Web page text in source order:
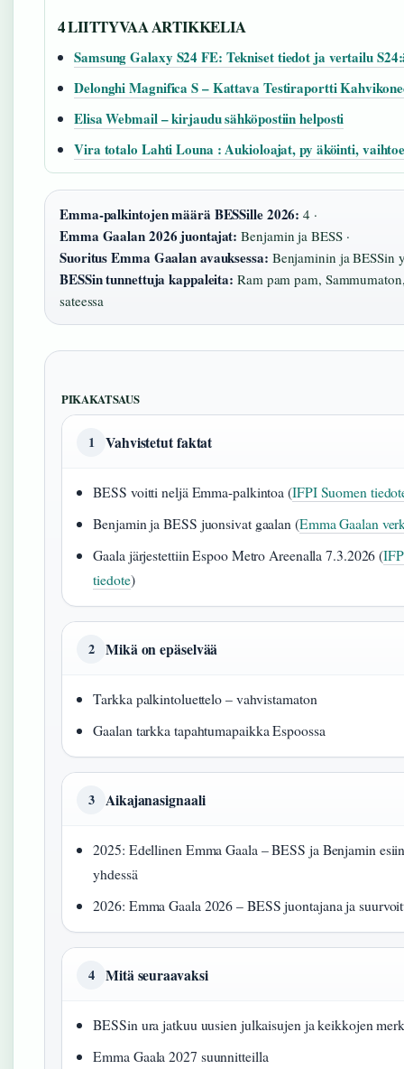
4 LIITTYVAA ARTIKKELIA
Samsung Galaxy S24 FE: Tekniset tiedot ja vertailu
Delonghi Magnifica S – Kattava Testiraportti
Elisa Webmail – kirjaudu sähköpostiin helposti
Vira totalo Lahti Louna : Aukioloajat, py äköinti,
Emma-palkintojen määrä BESSille 2026: 4 ·
Emma Gaalan 2026 juontajat: Benjamin ja BESS ·
Suoritus Emma Gaalan avauksessa: Benjaminin ja BESSin
BESSin tunnettuja kappaleita: Ram pam pam,
sateessa
PIKAKATSAUS
1 Vahvistetut faktat
BESS voitti neljä Emma-palkintoa (IFPI Suomen
Benjamin ja BESS juonsivat gaalan (Emma Gaalan
Gaala järjestettiin Espoo Metro Areenalla 7.3.2026 (
tiedote)
2 Mikä on epäselvää
Tarkka palkintoluettelo – vahvistamaton
Gaalan tarkka tapahtumapaikka Espoossa
3 Aikajanasignaali
2025: Edellinen Emma Gaala – BESS ja Benjamin
yhdessä
2026: Emma Gaala 2026 – BESS juontajana ja
4 Mitä seuraavaksi
BESSin ura jatkuu uusien julkaisujen ja keikkojen
Emma Gaala 2027 suunnitteilla